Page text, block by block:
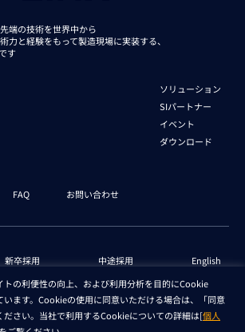
端の技術を世界中から
力と経験をもって製造現場に実装する、
す
ソリューション
SIパートナー
イベント
ダウンロード
FAQ お問い合わせ
新卒採用 中途採用 English
保護法 情報 セキュリティ基本方針
トの利便性の向上、および利用分析を目的にCookie
います。Cookieの使用に同意いただける場合は、「同意
ださい。当社で利用するCookieについての詳細は[個人